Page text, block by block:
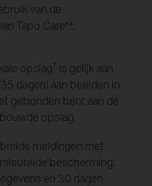
van de
Tapo Care**.
opslag† is gelijk aan
dagen) aan beelden in
gebonden bent aan de
opslag.
meldingen met
bescherming,
en 30 dagen